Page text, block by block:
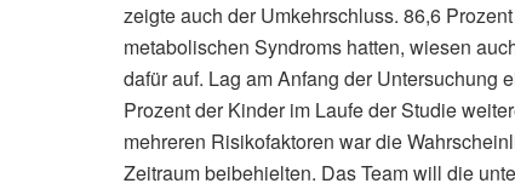
zeigte auch der Umkehrschluss. 86,6
metabolischen Syndroms hatten, wiesen
dafür auf. Lag am Anfang der Untersuchung
Prozent der Kinder im Laufe der Studie
mehreren Risikofaktoren war die
Zeitraum beibehielten. Das Team will die